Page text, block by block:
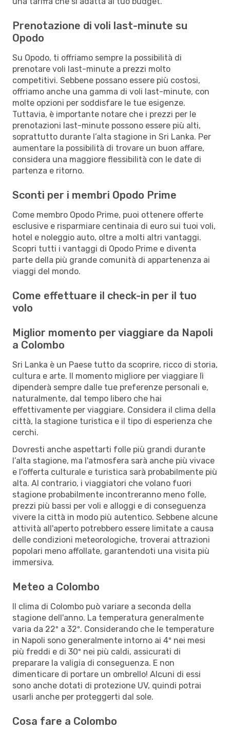
Prenotazione di voli last-minute su
Opodo
Su Opodo, ti offriamo sempre la possibilità di
prenotare voli last-minute a prezzi molto
competitivi. Sebbene possano essere più costosi,
offriamo anche una gamma di voli last-minute, con
molte opzioni per soddisfare le tue esigenze.
Tuttavia, è importante notare che i prezzi per le
prenotazioni last-minute possono essere più alti,
soprattutto durante l’alta stagione in Sri Lanka. Per
aumentare la possibilità di trovare un buon affare,
considera una maggiore flessibilità con le date di
partenza e ritorno.
Sconti per i membri Opodo Prime
Come membro Opodo Prime, puoi ottenere offerte
esclusive e risparmiare centinaia di euro sui tuoi voli,
hotel e noleggio auto, oltre a molti altri vantaggi.
Scopri tutti i vantaggi di Opodo Prime e diventa
parte della più grande comunità di appartenenza ai
viaggi del mondo.
Come effettuare il check-in per il tuo
volo
Miglior momento per viaggiare da Napoli
a Colombo
Sri Lanka è un Paese tutto da scoprire, ricco di storia,
cultura e arte. Il momento migliore per viaggiare lì
dipenderà sempre dalle tue preferenze personali e,
naturalmente, dal tempo libero che hai
effettivamente per viaggiare. Considera il clima della
città, la stagione turistica e il tipo di esperienza che
cerchi.
Dovresti anche aspettarti folle più grandi durante
l’alta stagione, ma l'atmosfera sarà anche più vivace
e l'offerta culturale e turistica sarà probabilmente più
alta. Al contrario, i viaggiatori che volano fuori
stagione probabilmente incontreranno meno folle,
prezzi più bassi per voli e alloggi e di conseguenza
vivere la città in modo più autentico. Sebbene alcune
attività all'aperto potrebbero essere limitate a causa
delle condizioni meteorologiche, troverai attrazioni
popolari meno affollate, garantendoti una visita più
immersiva.
Meteo a Colombo
Il clima di Colombo può variare a seconda della
stagione dell'anno. La temperatura generalmente
varia da 22º a 32º. Considerando che le temperature
in Napoli sono generalmente intorno ai 4º nei mesi
più freddi e di 30º nei più caldi, assicurati di
preparare la valigia di conseguenza. E non
dimenticare di portare un ombrello! Alcuni di essi
sono anche dotati di protezione UV, quindi potrai
usarli anche per proteggerti dal sole.
Cosa fare a Colombo